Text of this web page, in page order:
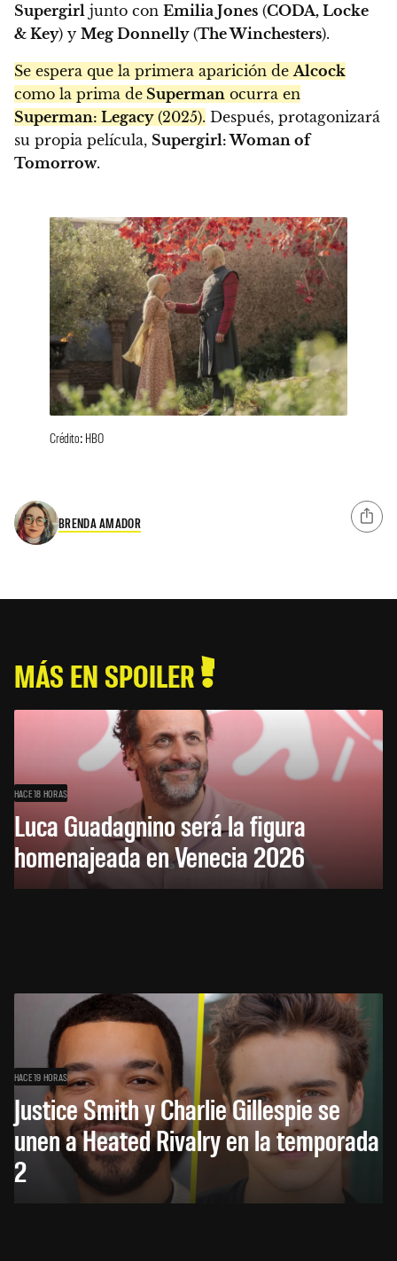
Supergirl junto con Emilia Jones (CODA, Locke
& Key) y Meg Donnelly(The Winchesters).
Se espera que la primera aparición de Alcock
como la prima de Superman ocurra en
Superman: Legacy(2025). Después, protagonizará
su propia película, Supergirl: Woman of
Tomorrow.
Crédito: HBO
BRENDA AMADOR
MÁS EN SPOILER
HACE 18 HORAS
Luca Guadagnino será la figura
homenajeada en Venecia 2026
HACE 19 HORAS
Justice Smith y Charlie Gillespie se
unen a Heated Rivalry en la temporada
2